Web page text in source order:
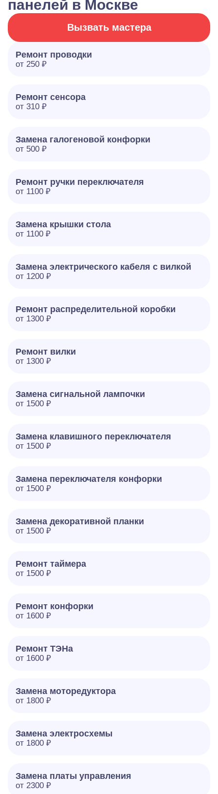
панелей в Москве
Вызвать мастера
Ремонт проводки
от 250 ₽
Ремонт сенсора
от 310 ₽
Замена галогеновой конфорки
от 500 ₽
Ремонт ручки переключателя
от 1100 ₽
Замена крышки стола
от 1100 ₽
Замена электрического кабеля с вилкой
от 1200 ₽
Ремонт распределительной коробки
от 1300 ₽
Ремонт вилки
от 1300 ₽
Замена сигнальной лампочки
от 1500 ₽
Замена клавишного переключателя
от 1500 ₽
Замена переключателя конфорки
от 1500 ₽
Замена декоративной планки
от 1500 ₽
Ремонт таймера
от 1500 ₽
Ремонт конфорки
от 1600 ₽
Ремонт ТЭНа
от 1600 ₽
Замена моторедуктора
от 1800 ₽
Замена электросхемы
от 1800 ₽
Замена платы управления
от 2300 ₽